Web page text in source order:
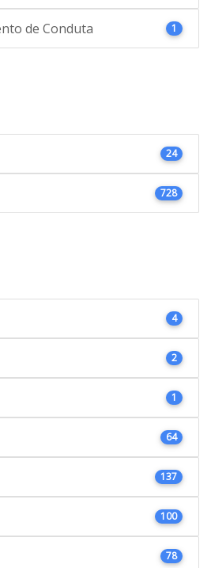
de Conduta 1
24
728
4
2
1
64
137
100
78